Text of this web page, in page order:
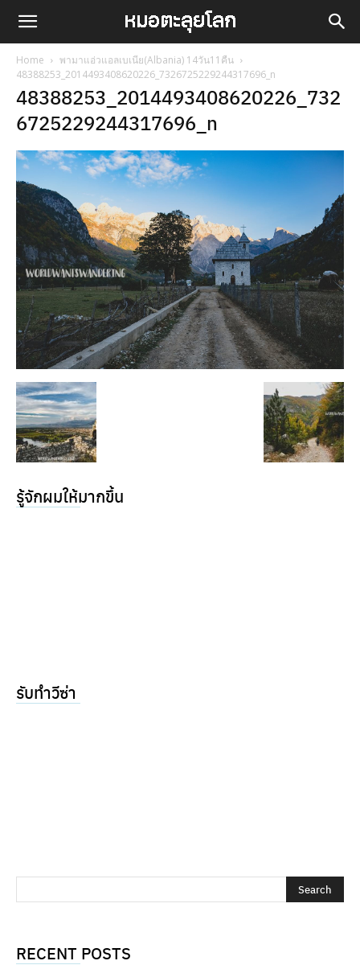
Home
พามาแอ่วแอลเบเนีย(Albania) 14วัน11คืน
48388253_2014493408620226_7326725229244317696_n
48388253_2014493408620226_732
6725229244317696_n
รู้จักผมให้มากขึ้น
รับทำวีซ่า
RECENT POSTS